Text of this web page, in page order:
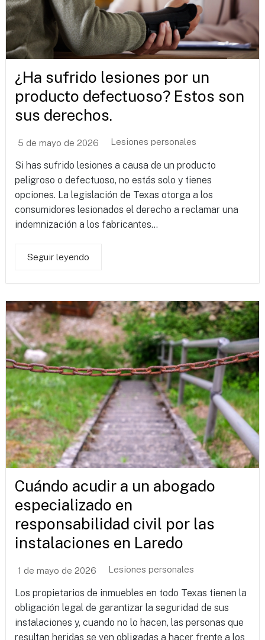
¿Ha sufrido lesiones por un
producto defectuoso? Estos son
sus derechos.
5 de mayo de 2026 Lesiones personales
Si has sufrido lesiones a causa de un producto
peligroso o defectuoso, no estás solo y tienes
opciones. La legislación de Texas otorga a los
consumidores lesionados el derecho a reclamar una
indemnización a los fabricantes...
Seguir leyendo
Cuándo acudir a un abogado
especializado en
responsabilidad civil por las
instalaciones en Laredo
1 de mayo de 2026 Lesiones personales
Los propietarios de inmuebles en todo Texas tienen la
obligación legal de garantizar la seguridad de sus
instalaciones y, cuando no lo hacen, las personas que
resultan heridas se ven obligadas a hacer frente a los